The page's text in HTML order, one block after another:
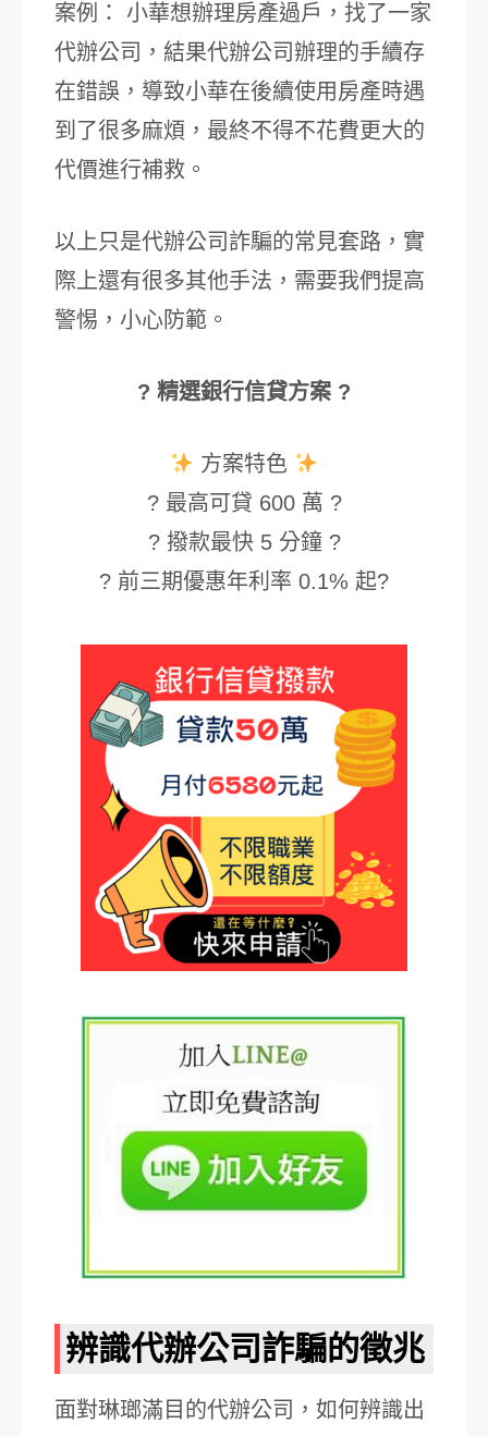
案例： 小華想辦理房產過戶，找了一家
代辦公司，結果代辦公司辦理的手續存
在錯誤，導致小華在後續使用房產時遇
到了很多麻煩，最終不得不花費更大的
代價進行補救。
以上只是代辦公司詐騙的常見套路，實
際上還有很多其他手法，需要我們提高
警惕，小心防範。
? 精選銀行信貸方案 ?
方案特色
? 最高可貸 600 萬 ?
? 撥款最快 5 分鐘 ?
? 前三期優惠年利率 0.1% 起?
辨識代辦公司詐騙的徵兆
面對琳瑯滿目的代辦公司，如何辨識出